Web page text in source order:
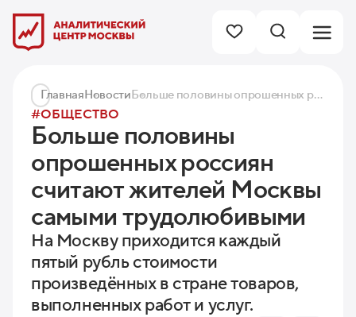
ГлавнаяНовости Больше половины опрошенных россиян считают жителей Москвы самыми трудолюбивыми
#ОБЩЕСТВО
Больше половины
опрошенных россиян
считают жителей Москвы
самыми трудолюбивыми
На Москву приходится каждый
пятый рубль стоимости
произведённых в стране товаров,
выполненных работ и услуг.